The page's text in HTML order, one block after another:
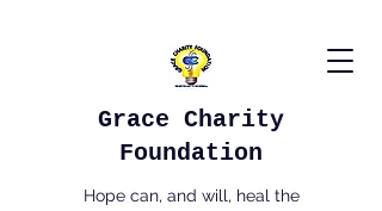
Grace Charity
Foundation
Hope can, and will, heal the